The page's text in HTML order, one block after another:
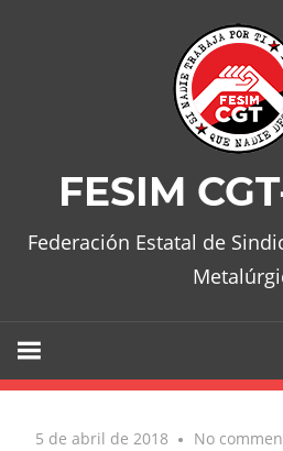
FESIM
Federación Estatal de
5 de abril de 2018 No